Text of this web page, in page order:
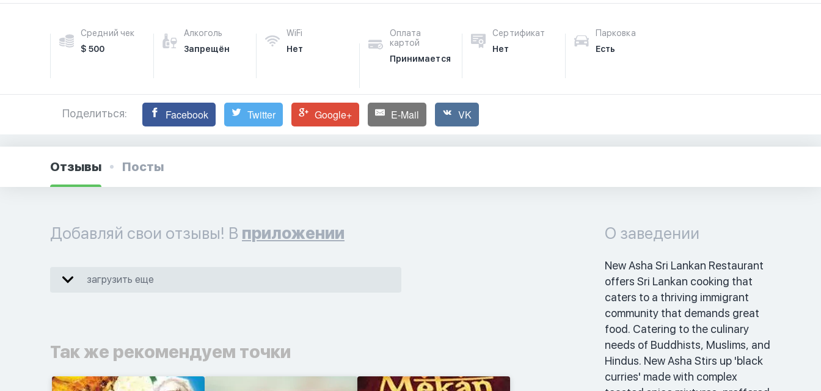
Средний чек
$ 500
Алкоголь
Запрещён
WiFi
Нет
Оплата
картой
Принимается
Сертификат
Нет
Парковка
Есть
Поделиться: Facebook Twitter Google+ E-Mail VK
Отзывы Посты
Добавляй свои отзывы! В приложении
загрузить еще
Так же рекомендуем точки
О заведении
New Asha Sri Lankan Restaurant
offers Sri Lankan cooking that
caters to a thriving immigrant
community that demands great
food. Catering to the culinary
needs of Buddhists, Muslims, and
Hindus. New Asha Stirs up 'black
curries' made with complex